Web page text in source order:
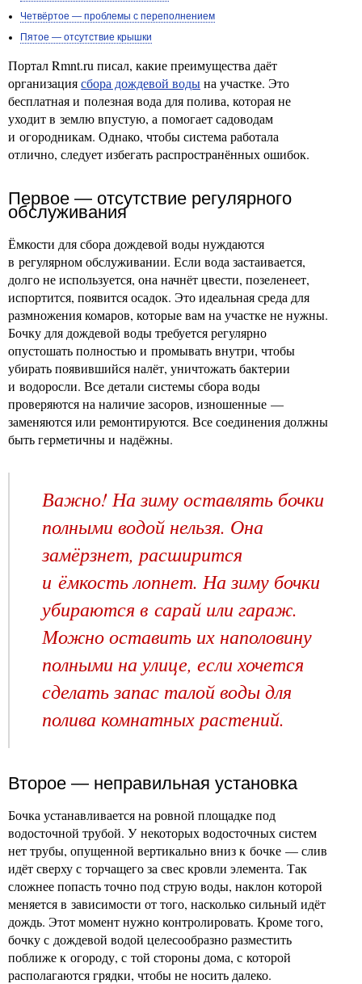
Четвёртое — проблемы с переполнением
Пятое — отсутствие крышки
Портал Rmnt.ru писал, какие преимущества даёт
организациясбора дождевой водына участке. Это
бесплатная и полезная вода для полива, которая не
уходит в землю впустую, а помогает садоводам
и огородникам. Однако, чтобы система работала
отлично, следует избегать распространённых ошибок.
Первое — отсутствие регулярного
обслуживания
Ёмкости для сбора дождевой воды нуждаются
в регулярном обслуживании. Если вода застаивается,
долго не используется, она начнёт цвести, позеленеет,
испортится, появится осадок. Это идеальная среда для
размножения комаров, которые вам на участке не нужны.
Бочку для дождевой воды требуется регулярно
опустошать полностью и промывать внутри, чтобы
убирать появившийся налёт, уничтожать бактерии
и водоросли. Все детали системы сбора воды
проверяются на наличие засоров, изношенные —
заменяются или ремонтируются. Все соединения должны
быть герметичны и надёжны.
Важно! На зиму оставлять бочки
полными водой нельзя. Она
замёрзнет, расширится
и ёмкость лопнет. На зиму бочки
убираются в сарай или гараж.
Можно оставить их наполовину
полными на улице, если хочется
сделать запас талой воды для
полива комнатных растений.
Второе — неправильная установка
Бочка устанавливается на ровной площадке под
водосточной трубой. У некоторых водосточных систем
нет трубы, опущенной вертикально вниз к бочке — слив
идёт сверху с торчащего за свес кровли элемента. Так
сложнее попасть точно под струю воды, наклон которой
меняется в зависимости от того, насколько сильный идёт
дождь. Этот момент нужно контролировать. Кроме того,
бочку с дождевой водой целесообразно разместить
поближе к огороду, с той стороны дома, с которой
располагаются грядки, чтобы не носить далеко.